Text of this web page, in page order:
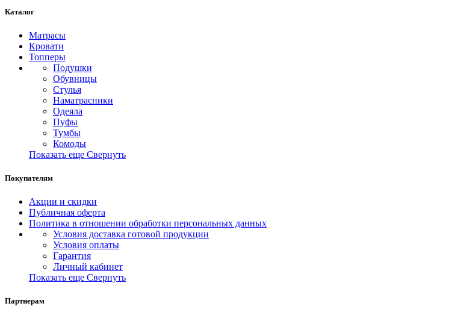
Каталог
Матрасы
Кровати
Топперы
Подушки
Обувницы
Стулья
Наматрасники
Одеяла
Пуфы
Тумбы
Комоды
Показать еще Свернуть
Покупателям
Акции и скидки
Публичная оферта
Политика в отношении обработки персональных данных
Условия доставка готовой продукции
Условия оплаты
Гарантия
Личный кабинет
Показать еще Свернуть
Партнерам